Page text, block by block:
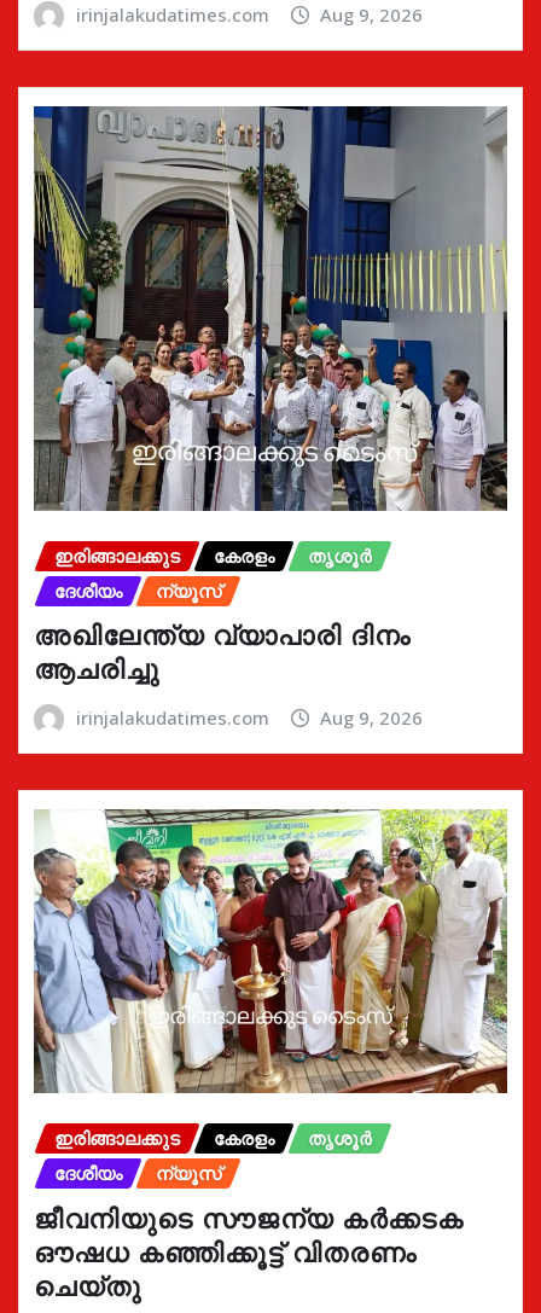
irinjalakudatimes.com Aug 9, 2026
ഇരിങ്ങാലക്കുട കേരളം
തൃശൂർ
ദേശീയം
ന്യൂസ്
അഖിലേന്ത്യ വ്യാപാരി ദിനം
ആചരിച്ചു
irinjalakudatimes.com Aug 9, 2026
ഇരിങ്ങാലക്കുട കേരളം
തൃശൂർ
ദേശീയം
ന്യൂസ്
ജീവനിയുടെ സൗജന്യ കർക്കടക
ഔഷധ കഞ്ഞിക്കൂട്ട് വിതരണം
ചെയ്തു